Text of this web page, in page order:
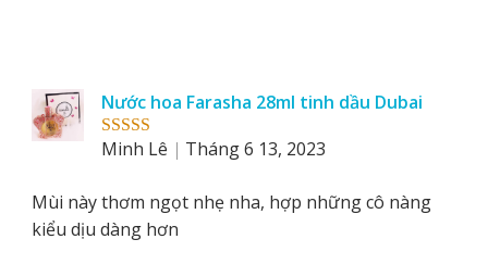
Rated 5out
Nước hoa Farasha 28ml tinh dầu Dubai
Minh Lê
Tháng 6 13, 2023
Mùi này thơm ngọt nhẹ nha, hợp những cô nàng
kiểu dịu dàng hơn